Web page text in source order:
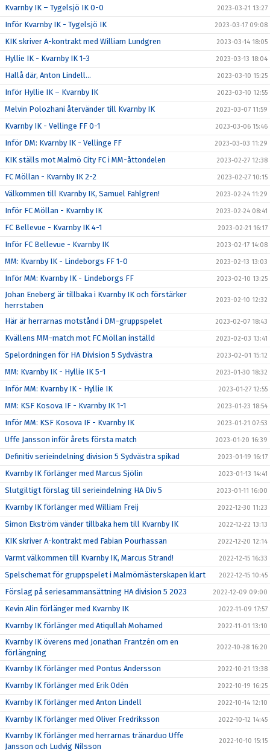
Kvarnby IK – Tygelsjö IK 0-0 2023-03-21 13:27
Inför Kvarnby IK - Tygelsjö IK 2023-03-17 09:08
KIK skriver A-kontrakt med William Lundgren 2023-03-14 18:05
Hyllie IK - Kvarnby IK 1-3 2023-03-13 18:04
Hallå där, Anton Lindell… 2023-03-10 15:25
Inför Hyllie IK – Kvarnby IK 2023-03-10 12:55
Melvin Polozhani återvänder till Kvarnby IK 2023-03-07 11:59
Kvarnby IK - Vellinge FF 0-1 2023-03-06 15:46
Inför DM: Kvarnby IK - Vellinge FF 2023-03-03 11:29
KIK ställs mot Malmö City FC i MM-åttondelen 2023-02-27 12:38
FC Möllan - Kvarnby IK 2-2 2023-02-27 10:15
Välkommen till Kvarnby IK, Samuel Fahlgren! 2023-02-24 11:29
Inför FC Möllan - Kvarnby IK 2023-02-24 08:41
FC Bellevue - Kvarnby IK 4-1 2023-02-21 16:17
Inför FC Bellevue - Kvarnby IK 2023-02-17 14:08
MM: Kvarnby IK - Lindeborgs FF 1-0 2023-02-13 13:03
Inför MM: Kvarnby IK - Lindeborgs FF 2023-02-10 13:25
Johan Eneberg är tillbaka i Kvarnby IK och förstärker
herrstaben
2023-02-10 12:32
Här är herrarnas motstånd i DM-gruppspelet 2023-02-07 18:43
Kvällens MM-match mot FC Möllan inställd 2023-02-03 13:41
Spelordningen för HA Division 5 Sydvästra 2023-02-01 15:12
MM: Kvarnby IK - Hyllie IK 5-1 2023-01-30 18:32
Inför MM: Kvarnby IK - Hyllie IK 2023-01-27 12:55
MM: KSF Kosova IF - Kvarnby IK 1-1 2023-01-23 18:54
Inför MM: KSF Kosova IF - Kvarnby IK 2023-01-21 07:53
Uffe Jansson inför årets första match 2023-01-20 16:39
Definitiv serieindelning division 5 Sydvästra spikad 2023-01-19 16:17
Kvarnby IK förlänger med Marcus Sjölin 2023-01-13 14:41
Slutgiltigt förslag till serieindelning HA Div 5 2023-01-11 16:00
Kvarnby IK förlänger med William Freij 2022-12-30 11:23
Simon Ekström vänder tillbaka hem till Kvarnby IK 2022-12-22 13:13
KIK skriver A-kontrakt med Fabian Pourhassan 2022-12-20 12:14
Varmt välkommen till Kvarnby IK, Marcus Strand! 2022-12-15 16:33
Spelschemat för gruppspelet i Malmömästerskapen klart 2022-12-15 10:45
Förslag på seriesammansättning HA division 5 2023 2022-12-09 09:00
Kevin Alin förlänger med Kvarnby IK 2022-11-09 17:57
Kvarnby IK förlänger med Atiqullah Mohamed 2022-11-01 13:10
Kvarnby IK överens med Jonathan Frantzén om en
förlängning
2022-10-28 16:20
Kvarnby IK förlänger med Pontus Andersson 2022-10-21 13:38
Kvarnby IK förlänger med Erik Odén 2022-10-19 16:25
Kvarnby IK förlänger med Anton Lindell 2022-10-14 12:10
Kvarnby IK förlänger med Oliver Fredriksson 2022-10-12 14:45
Kvarnby IK förlänger med herrarnas tränarduo Uffe
Jansson och Ludvig Nilsson
2022-10-10 15:15